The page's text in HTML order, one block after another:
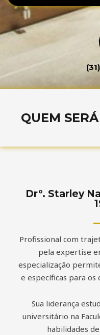
QUEM
Drº. Starley
Profissional com
pela expertise
especialização
e específicas para os
Sua liderança
universitário na
habilidades